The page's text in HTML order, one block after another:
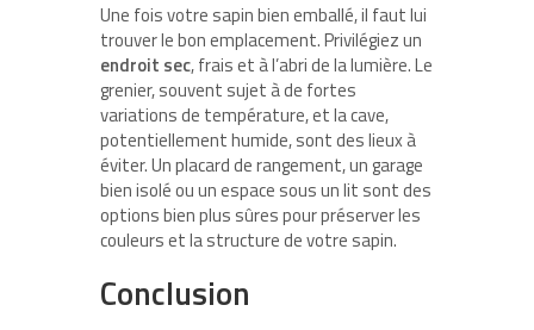
Une fois votre sapin bien emballé, il faut lui
trouver le bon emplacement. Privilégiez un
endroit sec, frais et à l’abri de la lumière. Le
grenier, souvent sujet à de fortes
variations de température, et la cave,
potentiellement humide, sont des lieux à
éviter. Un placard de rangement, un garage
bien isolé ou un espace sous un lit sont des
options bien plus sûres pour préserver les
couleurs et la structure de votre sapin.
Conclusion